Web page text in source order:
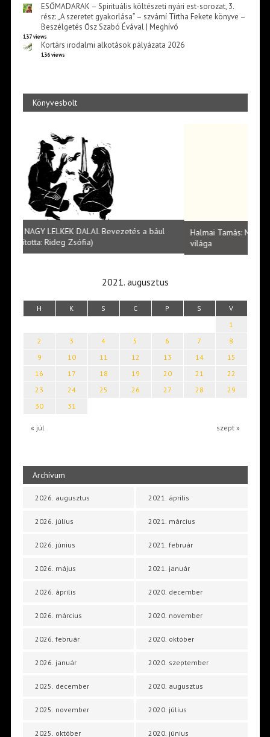
ESŐMADARAK – Spirituális költészeti nyári est-sorozat, 3.
rész: „A szeretet gyakorlása” – szvámí Tírtha Fekete könyve –
Beszélgetés Ősz Szabó Évával | Meghívó
137 views
Kortárs irodalmi alkotások pályázata 2026
136 views
Könyvesbolt
Halmai Tamás: Megválaszolt érintés. Leveles Ibolya költői
világa
2021. augusztus
H K S C P S V
« júl szept »
1
2
3 4 5 6 7
8
9
10 11 12 13 14
15
16
17 18 19 20 21
22
23
24 25 26 27 28
29
30
31
Archívum
2026. augusztus
2026. július
2026. június
2026. május
2026. április
2026. március
2026. február
2026. január
2025. december
2025. november
2025. október
2021. április
2021. március
2021. február
2021. január
2020. december
2020. november
2020. október
2020. szeptember
2020. augusztus
2020. július
2020. június